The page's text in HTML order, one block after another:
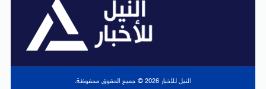
النيل للأخبار 2026 © جميع الحقوق محفوظة.